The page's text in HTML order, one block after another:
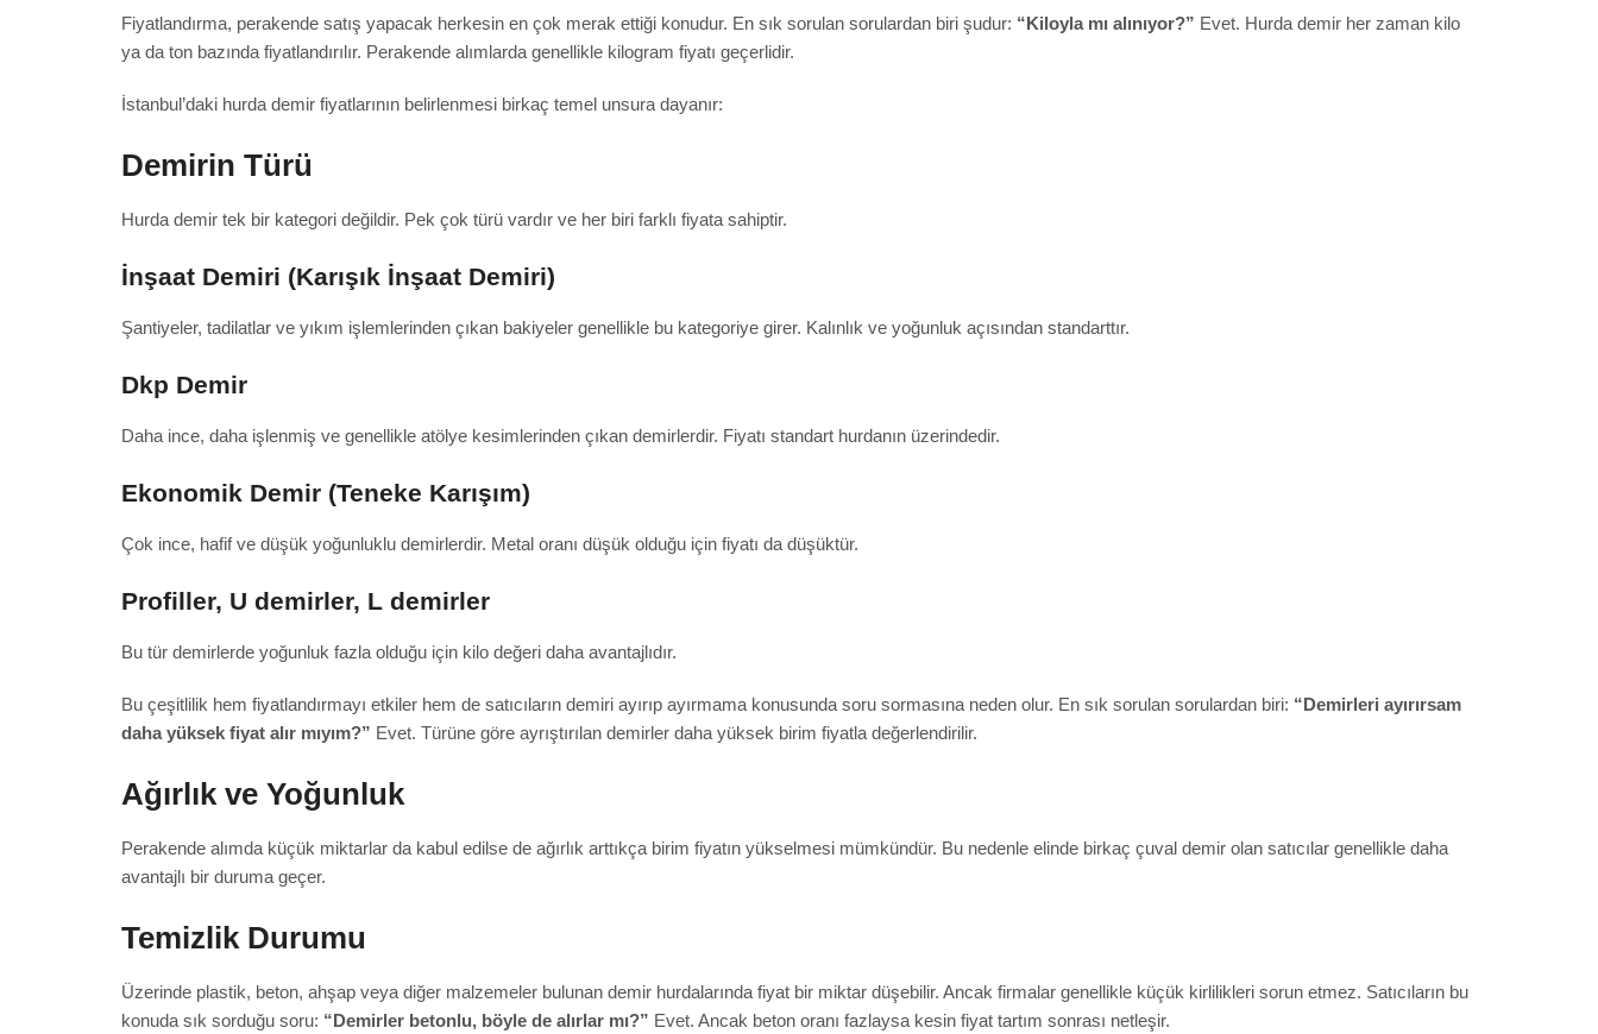
Fiyatlandırma, perakende satış yapacak herkesin en çok merak ettiği konudur. En sık sorulan sorulardan biri şudur: “Kiloyla mı alınıyor?” Evet. Hurda demir her zaman kilo
ya da ton bazında fiyatlandırılır. Perakende alımlarda genellikle kilogram fiyatı geçerlidir.
İstanbul’daki hurda demir fiyatlarının belirlenmesi birkaç temel unsura dayanır:
Demirin Türü
Hurda demir tek bir kategori değildir. Pek çok türü vardır ve her biri farklı fiyata sahiptir.
İnşaat Demiri (Karışık İnşaat Demiri)
Şantiyeler, tadilatlar ve yıkım işlemlerinden çıkan bakiyeler genellikle bu kategoriye girer. Kalınlık ve yoğunluk açısından standarttır.
Dkp Demir
Daha ince, daha işlenmiş ve genellikle atölye kesimlerinden çıkan demirlerdir. Fiyatı standart hurdanın üzerindedir.
Ekonomik Demir (Teneke Karışım)
Çok ince, hafif ve düşük yoğunluklu demirlerdir. Metal oranı düşük olduğu için fiyatı da düşüktür.
Profiller, U demirler, L demirler
Bu tür demirlerde yoğunluk fazla olduğu için kilo değeri daha avantajlıdır.
Bu çeşitlilik hem fiyatlandırmayı etkiler hem de satıcıların demiri ayırıp ayırmama konusunda soru sormasına neden olur. En sık sorulan sorulardan biri: “Demirleri ayırırsam
daha yüksek fiyat alır mıyım?” Evet. Türüne göre ayrıştırılan demirler daha yüksek birim fiyatla değerlendirilir.
Ağırlık ve Yoğunluk
Perakende alımda küçük miktarlar da kabul edilse de ağırlık arttıkça birim fiyatın yükselmesi mümkündür. Bu nedenle elinde birkaç çuval demir olan satıcılar genellikle daha
avantajlı bir duruma geçer.
Temizlik Durumu
Üzerinde plastik, beton, ahşap veya diğer malzemeler bulunan demir hurdalarında fiyat bir miktar düşebilir. Ancak firmalar genellikle küçük kirlilikleri sorun etmez. Satıcıların bu
konuda sık sorduğu soru: “Demirler betonlu, böyle de alırlar mı?” Evet. Ancak beton oranı fazlaysa kesin fiyat tartım sonrası netleşir.